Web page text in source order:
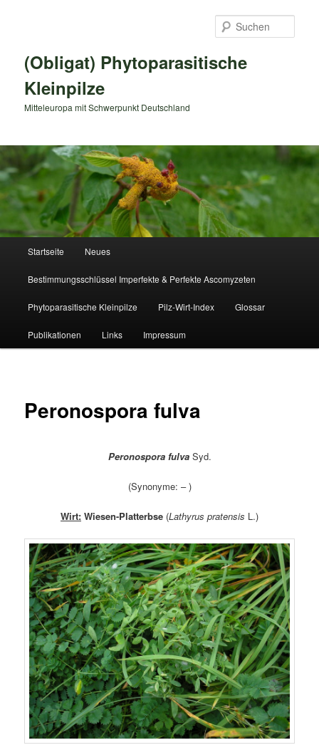
(Obligat) Phytoparasitische
Kleinpilze
Mitteleuropa mit Schwerpunkt Deutschland
Startseite Neues
Bestimmungsschlüssel Imperfekte & Perfekte Ascomyzeten
Phytoparasitische Kleinpilze Pilz-Wirt-Index Glossar
Publikationen Links Impressum
Peronospora fulva
Peronospora fulvaSyd.
(Synonyme: – )
Wirt: Wiesen-Platterbse (Lathyrus pratensis L.)